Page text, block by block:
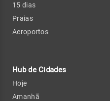
15 dias
Praias
Aeroportos
Hub de Cidades
Hoje
Amanhã